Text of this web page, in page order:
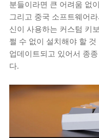
분들이라면 큰 어려움 없
그리고 중국 소프트웨어
신이 사용하는 커스텀 키
쩔 수 없이 설치해야 할
업데이트되고 있어서 종
다.